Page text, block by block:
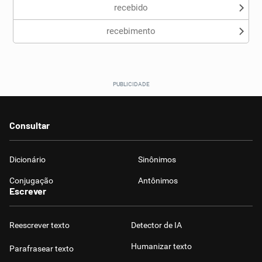
recebido
recebimento
Consultar
Dicionário Sinônimos
Conjugação Antônimos
Escrever
Reescrever texto
Parafrasear texto
Detector de IA
Humanizar texto